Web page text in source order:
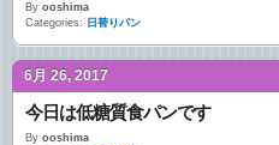
By ooshima
Categories: 日替りパン
6月 26, 2017
今日は低糖質食パンです
By ooshima